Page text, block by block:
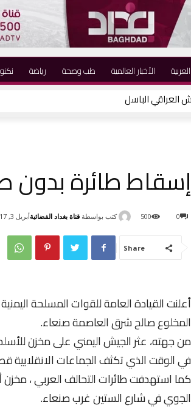
رياضة طب وصحة الأخبار العالمية
إسقاط طائرة بدون
كتب بواسطة قناة بغداد الفضائيةأبريل 3, 2017 0
500
Share
أعلنت القيادة العامة للقوات المسلحة
المخلوع صالح شرق العاصمة صنعاء.
من جهته، عثر الجيش اليمني على مخزن
في الوقت الذي تكثف الجماعات
كما استهدفت طائرات التحالف العربي ،
الجوي في شارع الستين غرب صنعاء.